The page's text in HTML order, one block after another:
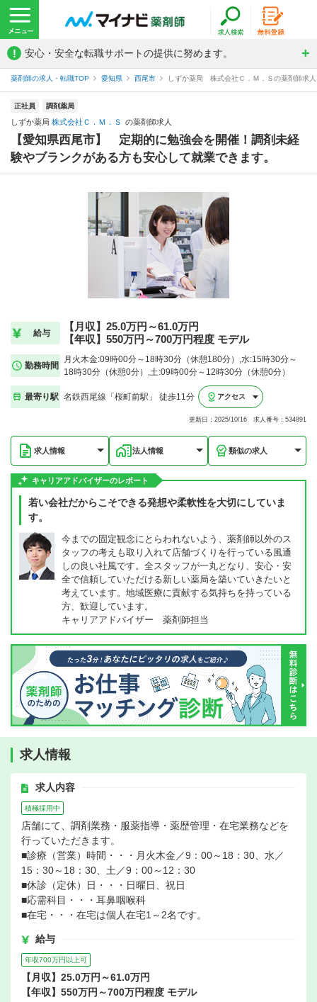
! 安心・安全な転職サポートの提供に努めます。
薬剤師の求人・転職TOP 愛知県 西尾市 しずか薬局 株式会社Ｃ．Ｍ．Ｓの薬剤師求人
正社員 調剤薬局
しずか薬局 株式会社Ｃ．Ｍ．Ｓ の薬剤師求人
【愛知県西尾市】 定期的に勉強会を開催！調剤未経
験やブランクがある方も安心して就業できます。
給与
【月収】25.0万円～61.0万円
【年収】550万円～700万円程度 モデル
勤務時間
月火木金:09時00分～18時30分（休憩180分）,水:15時30分～
18時30分（休憩0分）,土:09時00分～12時30分（休憩0分）
最寄り駅 名鉄西尾線「桜町前駅」 徒歩11分 アクセス
更新日：2025/10/16 求人番号：534891
求人情報 法人情報 類似の求人
キャリアアドバイザーのレポート
若い会社だからこそできる発想や柔軟性を大切にしていま
す。
今までの固定観念にとらわれないよう、薬剤師以外のス
タッフの考えも取り入れて店舗づくりを行っている風通
しの良い社風です。全スタッフが一丸となり、安心・安
全で信頼していただける新しい薬局を築いていきたいと
考えています。地域医療に貢献する気持ちを持っている
方、歓迎しています。
キャリアアドバイザー 薬剤師担当
求人情報
求人内容
積極採用中
店舗にて、調剤業務・服薬指導・薬歴管理・在宅業務などを
行っていただきます。
■診療（営業）時間・・・月火木金／9：00～18：30、水／
15：30～18：30、土／9：00～12：30
■休診（定休）日・・・日曜日、祝日
■応需科目・・・耳鼻咽喉科
■在宅・・・在宅は個人在宅1～2名です。
給与
年収700万円以上可
【月収】25.0万円～61.0万円
【年収】550万円～700万円程度 モデル